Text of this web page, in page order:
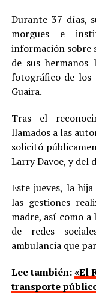
Durante 37 días,
morgues e
información sobre
de sus
fotográfico de los
Guaira.
Tras el
llamados a las
solicitó
Larry Davoe, y del
Este jueves, la
las gestiones
madre, así como a
de redes
ambulancia que
Lee también:«El
transporte